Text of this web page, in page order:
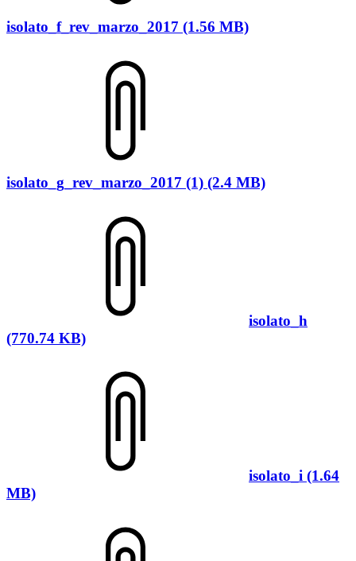
isolato_f_rev_marzo_2017 (1.56 MB)
isolato_g_rev_marzo_2017 (1) (2.4 MB)
isolato_h
(770.74 KB)
isolato_i (1.64
MB)